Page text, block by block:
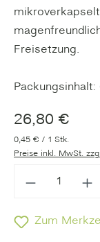
Freisetzung.
26,80 €
0,45 € / 1 Stk.
Preise inkl. MwSt.
Zum